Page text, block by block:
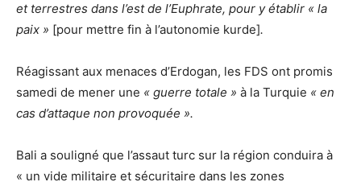
et terrestres dans l’est de l’Euphrate, pour y établir « la
paix » [pour mettre fin à l’autonomie kurde].
Réagissant aux menaces d’Erdogan, les FDS ont promis
samedi de mener une « guerre totale » à la Turquie « en
cas d’attaque non provoquée ».
Bali a souligné que l’assaut turc sur la région conduira à
« un vide militaire et sécuritaire dans les zones